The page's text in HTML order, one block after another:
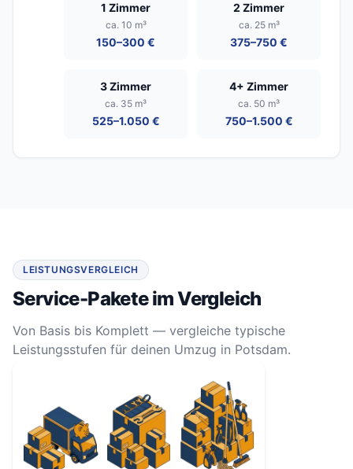
1 Zimmer
ca. 10 m³
150–300 €
2 Zimmer
ca. 25 m³
375–750 €
3 Zimmer
ca. 35 m³
525–1.050 €
4+ Zimmer
ca. 50 m³
750–1.500 €
LEISTUNGSVERGLEICH
Service-Pakete im Vergleich
Von Basis bis Komplett — vergleiche typische
Leistungsstufen für deinen Umzug in Potsdam.